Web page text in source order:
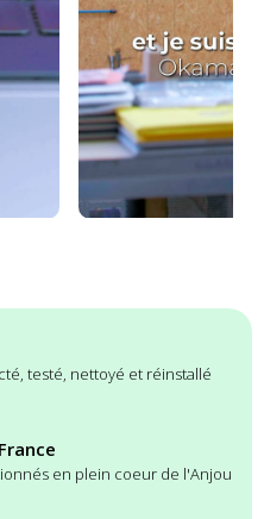
testé, nettoyé et réinstallé
en plein coeur de l'Anjou